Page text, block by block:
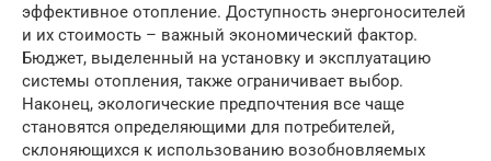
эффективное отопление. Доступность энергоносителей
и их стоимость – важный экономический фактор.
Бюджет, выделенный на установку и эксплуатацию
системы отопления, также ограничивает выбор.
Наконец, экологические предпочтения все чаще
становятся определяющими для потребителей,
склоняющихся к использованию возобновляемых